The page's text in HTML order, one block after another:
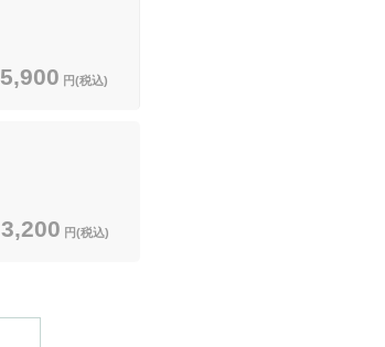
5,900 円(税込)
3,200 円(税込)